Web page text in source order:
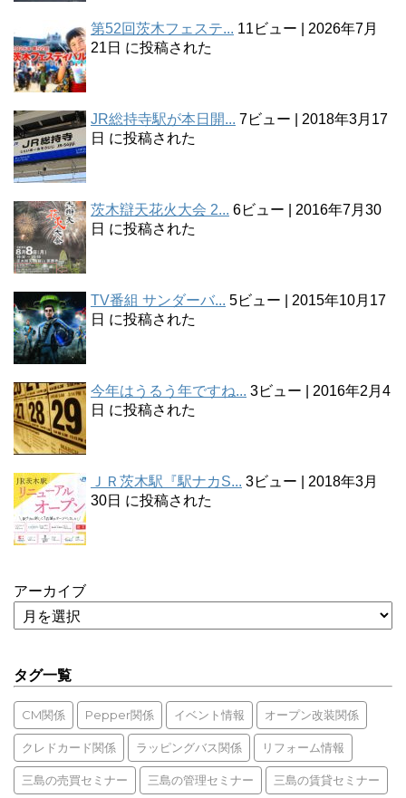
第52回茨木フェステ... 11ビュー
2026年7月
21日 に投稿された
JR総持寺駅が本日開... 7ビュー
2018年3月17
日 に投稿された
茨木辯天花火大会 2... 6ビュー
2016年7月30
日 に投稿された
TV番組 サンダーバ... 5ビュー
2015年10月17
日 に投稿された
今年はうるう年ですね... 3ビュー
2016年2月4
日 に投稿された
ＪＲ茨木駅『駅ナカS... 3ビュー
2018年3月
30日 に投稿された
アーカイブ
タグ一覧
CM関係 Pepper関係 イベント情報 オープン改装関係
クレドカード関係 ラッピングバス関係 リフォーム情報
三島の売買セミナー 三島の管理セミナー 三島の賃貸セミナー